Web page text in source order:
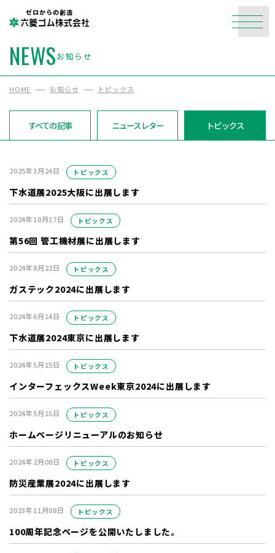
ゼロからの創造
NEWSお知らせ
HOME お知らせ トピックス
すべての記事 ニュースレター トピックス
2025年3月24日
下水道展2025大阪に出展します
トピックス
2024年10月17日
第56回 管工機材展に出展します
トピックス
2024年8月22日
ガステック2024に出展します
トピックス
2024年6月14日
下水道展2024東京に出展します
トピックス
2024年5月15日
インターフェックスWeek東京2024に出展します
トピックス
2024年5月15日
ホームページリニューアルのお知らせ
トピックス
2024年2月08日
防災産業展2024に出展します
トピックス
2023年11月08日
100周年記念ページを公開いたしました。
トピックス